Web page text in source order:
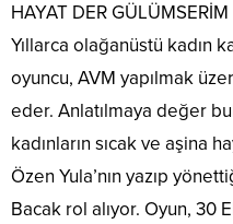
HAYAT DER GÜLÜMSERİM
Yıllarca olağanüstü kadın
oyuncu, AVM yapılmak
eder. Anlatılmaya değer
kadınların sıcak ve aşina
Özen Yula’nın yazıp
Bacak rol alıyor. Oyun, 30